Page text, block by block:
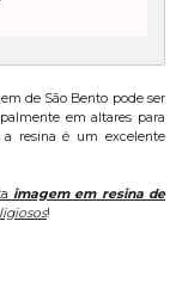
de São Bento pode ser
em altares para
a resina é um excelente
imagem em resina de
!